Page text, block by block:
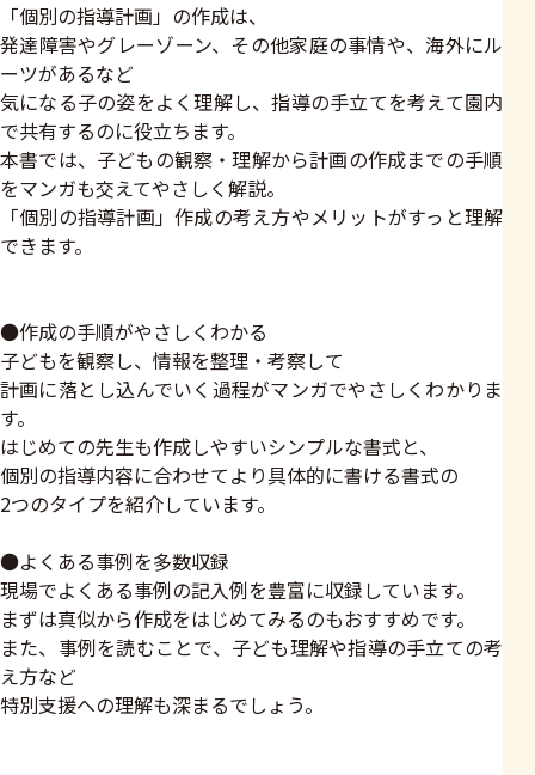
「個別の指導計画」の作成は、
発達障害やグレーゾーン、その他家庭の事情や、海外にル
ーツがあるなど
気になる子の姿をよく理解し、指導の手立てを考えて園内
で共有するのに役立ちます。
本書では、子どもの観察・理解から計画の作成までの手順
をマンガも交えてやさしく解説。
「個別の指導計画」作成の考え方やメリットがすっと理解
できます。
●作成の手順がやさしくわかる
子どもを観察し、情報を整理・考察して
計画に落とし込んでいく過程がマンガでやさしくわかりま
す。
はじめての先生も作成しやすいシンプルな書式と、
個別の指導内容に合わせてより具体的に書ける書式の
2つのタイプを紹介しています。
●よくある事例を多数収録
現場でよくある事例の記入例を豊富に収録しています。
まずは真似から作成をはじめてみるのもおすすめです。
また、事例を読むことで、子ども理解や指導の手立ての考
え方など
特別支援への理解も深まるでしょう。